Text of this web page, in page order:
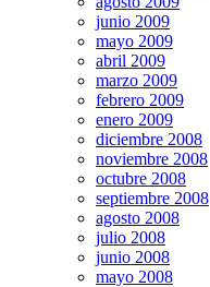
junio 2009
mayo 2009
abril 2009
marzo 2009
febrero 2009
enero 2009
diciembre 2008
noviembre 2008
octubre 2008
septiembre 2008
agosto 2008
julio 2008
junio 2008
mayo 2008